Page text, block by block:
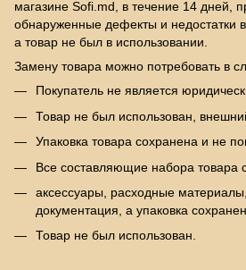
магазине Sofi.md, в течение 14 дней,
обнаруженные дефекты и недостатки
а товар не был в использовании.
Замену товара можно потребовать в
Покупатель не является
Товар не был использован,
Упаковка товара сохранена и не
Все составляющие набора товара
аксессуары, расходные
документация, а упаковка
Товар не был использован.